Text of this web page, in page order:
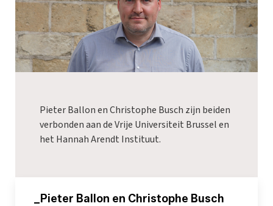
Pieter Ballon en Christophe Busch zijn beiden
verbonden aan de Vrije Universiteit Brussel en
het Hannah Arendt Instituut.
_Pieter Ballon en Christophe Busch